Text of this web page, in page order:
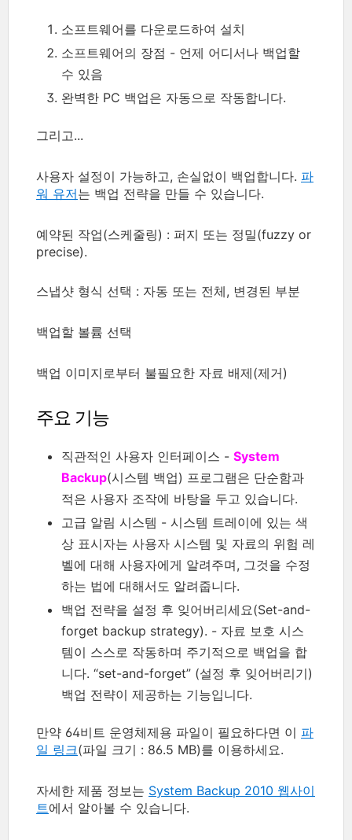
소프트웨어를 다운로드하여 설치
소프트웨어의 장점 - 언제 어디서나 백업할
수 있음
완벽한 PC 백업은 자동으로 작동합니다.
그리고...
사용자 설정이 가능하고, 손실없이 백업합니다. 파
워 유저는 백업 전략을 만들 수 있습니다.
예약된 작업(스케줄링) : 퍼지 또는 정밀(fuzzy or
precise).
스냅샷 형식 선택 : 자동 또는 전체, 변경된 부분
백업할 볼륨 선택
백업 이미지로부터 불필요한 자료 배제(제거)
주요 기능
직관적인 사용자 인터페이스 - System
Backup(시스템 백업) 프로그램은 단순함과
적은 사용자 조작에 바탕을 두고 있습니다.
고급 알림 시스템 - 시스템 트레이에 있는 색
상 표시자는 사용자 시스템 및 자료의 위험 레
벨에 대해 사용자에게 알려주며, 그것을 수정
하는 법에 대해서도 알려줍니다.
백업 전략을 설정 후 잊어버리세요(Set-and-
forget backup strategy). - 자료 보호 시스
템이 스스로 작동하며 주기적으로 백업을 합
니다. “set-and-forget” (설정 후 잊어버리기)
백업 전략이 제공하는 기능입니다.
만약 64비트 운영체제용 파일이 필요하다면 이 파
일 링크(파일 크기 : 86.5 MB)를 이용하세요.
자세한 제품 정보는 System Backup 2010 웹사이
트에서 알아볼 수 있습니다.